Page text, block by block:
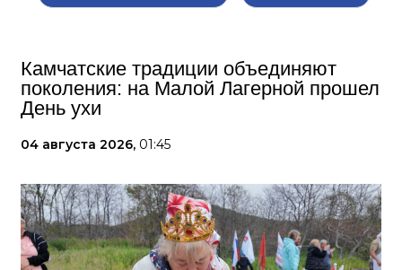
Камчатские традиции объединяют
поколения: на Малой Лагерной прошел
День ухи
04 августа 2026, 01:45